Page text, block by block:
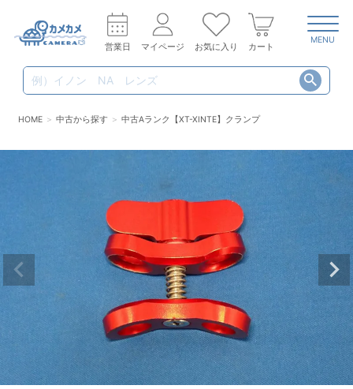
営業日 マイページ お気に入り カート
MENU
HOME 中古から探す 中古Aランク【XT-XINTE】クランプ